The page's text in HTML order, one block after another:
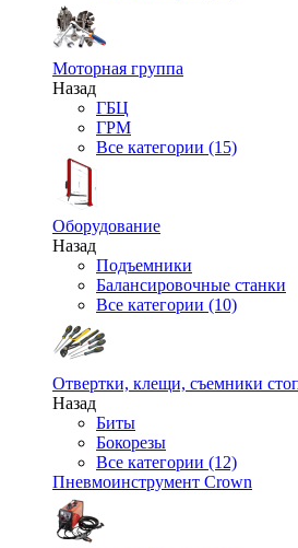
Моторная группа
Назад
ГБЦ
ГРМ
Все категории (15)
Оборудование
Назад
Подъемники
Балансировочные станки
Все категории (10)
Отвертки, клещи, съемники
Назад
Биты
Бокорезы
Все категории (12)
Пневмоинструмент Crown